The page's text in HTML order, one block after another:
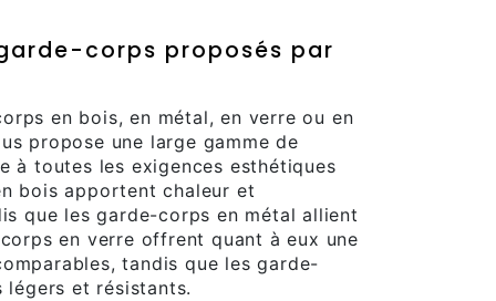
corps proposés par
en bois, en métal, en verre ou en
propose une large gamme de
à toutes les exigences esthétiques
bois apportent chaleur et
que les garde-corps en métal allient
en verre offrent quant à eux une
tandis que les garde-
et résistants.